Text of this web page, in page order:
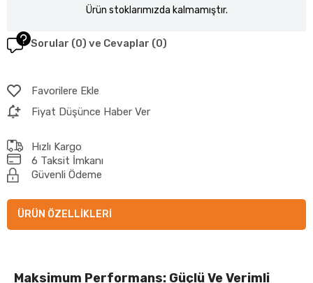
Ürün stoklarımızda kalmamıştır.
Sorular (0) ve Cevaplar (0)
Favorilere Ekle
Fiyat Düşünce Haber Ver
Hızlı Kargo
6 Taksit İmkanı
Güvenli Ödeme
ÜRÜN ÖZELLIKLERI
Maksimum Performans: Güçlü Ve Verimli